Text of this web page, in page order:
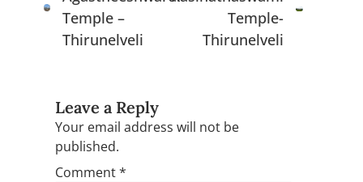
Temple –
Thirunelveli
Temple-
Thirunelveli
Leave a Reply
Your email address will not be
published.
Comment*